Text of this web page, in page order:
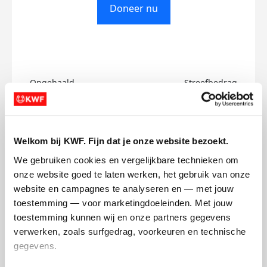
Welkom bij KWF. Fijn dat je onze website bezoekt.
We gebruiken cookies en vergelijkbare technieken om
onze website goed te laten werken, het gebruik van onze
website en campagnes te analyseren en — met jouw
toestemming — voor marketingdoeleinden. Met jouw
toestemming kunnen wij en onze partners gegevens
verwerken, zoals surfgedrag, voorkeuren en technische
gegevens.
Doneer nu
Opgehaald
€0
Streefbedrag
€750
Kate's badges